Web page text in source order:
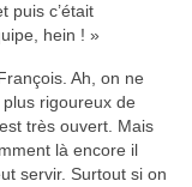
puis c’était
hein ! »
Ah, on ne
rigoureux de
très ouvert. Mais
là encore il
servir. Surtout si on